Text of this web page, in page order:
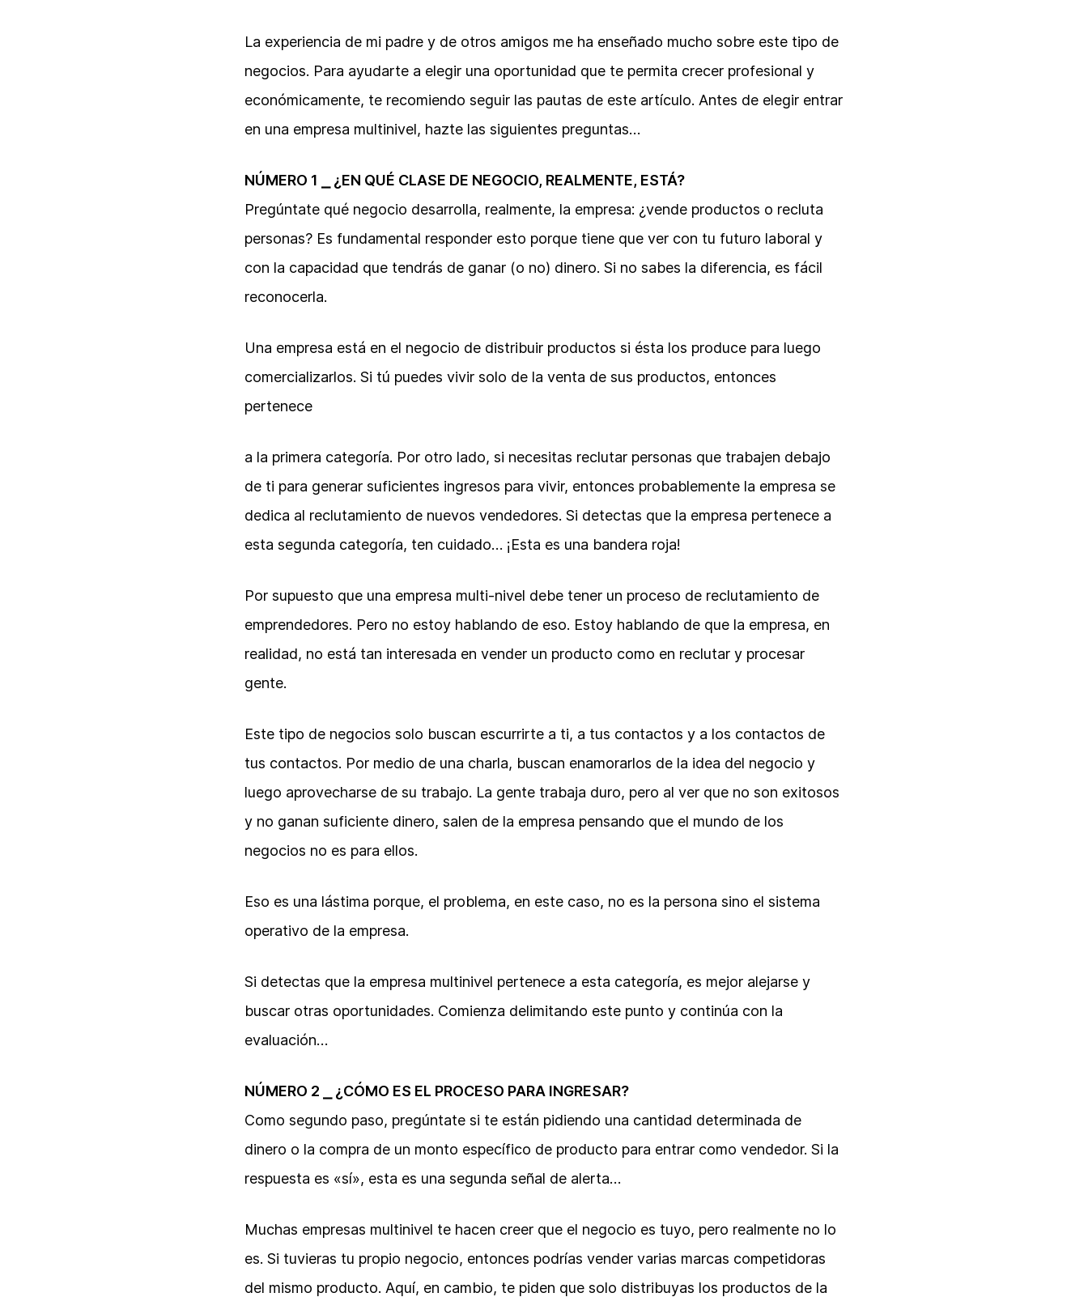
La experiencia de mi padre y de otros amigos me ha enseñado mucho sobre este tipo de
negocios. Para ayudarte a elegir una oportunidad que te permita crecer profesional y
económicamente, te recomiendo seguir las pautas de este artículo. Antes de elegir entrar
en una empresa multinivel, hazte las siguientes preguntas…
NÚMERO 1 ⎯ ¿EN QUÉ CLASE DE NEGOCIO, REALMENTE, ESTÁ?
Pregúntate qué negocio desarrolla, realmente, la empresa: ¿vende productos o recluta
personas? Es fundamental responder esto porque tiene que ver con tu futuro laboral y
con la capacidad que tendrás de ganar (o no) dinero. Si no sabes la diferencia, es fácil
reconocerla.
Una empresa está en el negocio de distribuir productos si ésta los produce para luego
comercializarlos. Si tú puedes vivir solo de la venta de sus productos, entonces
pertenece
a la primera categoría. Por otro lado, si necesitas reclutar personas que trabajen debajo
de ti para generar suficientes ingresos para vivir, entonces probablemente la empresa se
dedica al reclutamiento de nuevos vendedores. Si detectas que la empresa pertenece a
esta segunda categoría, ten cuidado… ¡Esta es una bandera roja!
Por supuesto que una empresa multi-nivel debe tener un proceso de reclutamiento de
emprendedores. Pero no estoy hablando de eso. Estoy hablando de que la empresa, en
realidad, no está tan interesada en vender un producto como en reclutar y procesar
gente.
Este tipo de negocios solo buscan escurrirte a ti, a tus contactos y a los contactos de
tus contactos. Por medio de una charla, buscan enamorarlos de la idea del negocio y
luego aprovecharse de su trabajo. La gente trabaja duro, pero al ver que no son exitosos
y no ganan suficiente dinero, salen de la empresa pensando que el mundo de los
negocios no es para ellos.
Eso es una lástima porque, el problema, en este caso, no es la persona sino el sistema
operativo de la empresa.
Si detectas que la empresa multinivel pertenece a esta categoría, es mejor alejarse y
buscar otras oportunidades. Comienza delimitando este punto y continúa con la
evaluación…
NÚMERO 2 ⎯ ¿CÓMO ES EL PROCESO PARA INGRESAR?
Como segundo paso, pregúntate si te están pidiendo una cantidad determinada de
dinero o la compra de un monto específico de producto para entrar como vendedor. Si la
respuesta es «sí», esta es una segunda señal de alerta…
Muchas empresas multinivel te hacen creer que el negocio es tuyo, pero realmente no lo
es. Si tuvieras tu propio negocio, entonces podrías vender varias marcas competidoras
del mismo producto. Aquí, en cambio, te piden que solo distribuyas los productos de la